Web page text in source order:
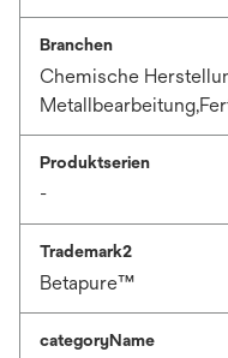
Branchen
Chemische
Produktserien
-
Trademark2
Betapure™
categoryName